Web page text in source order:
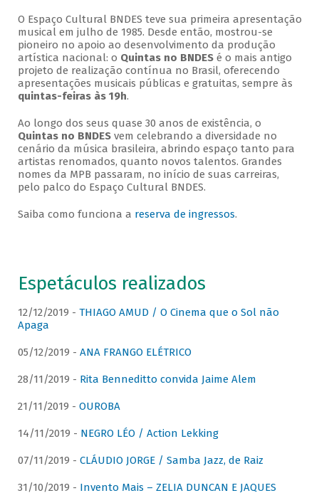
O Espaço Cultural BNDES teve sua primeira apresentação
musical em julho de 1985. Desde então, mostrou-se
pioneiro no apoio ao desenvolvimento da produção
artística nacional: o Quintas no BNDESé o mais antigo
projeto de realização contínua no Brasil, oferecendo
apresentações musicais públicas e gratuitas, sempre às
quintas-feiras às 19h.
Ao longo dos seus quase 30 anos de existência, o
Quintas no BNDESvem celebrando a diversidade no
cenário da música brasileira, abrindo espaço tanto para
artistas renomados, quanto novos talentos. Grandes
nomes da MPB passaram, no início de suas carreiras,
pelo palco do Espaço Cultural BNDES.
Saiba como funciona a reserva de ingressos.
Espetáculos realizados
12/12/2019 - THIAGO AMUD / O Cinema que o Sol não
Apaga
05/12/2019 - ANA FRANGO ELÉTRICO
28/11/2019 - Rita Benneditto convida Jaime Alem
21/11/2019 - OUROBA
14/11/2019 - NEGRO LÉO / Action Lekking
07/11/2019 - CLÁUDIO JORGE / Samba Jazz, de Raiz
31/10/2019 - Invento Mais – ZELIA DUNCAN E JAQUES